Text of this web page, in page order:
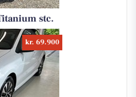
stc.
kr. 69.900